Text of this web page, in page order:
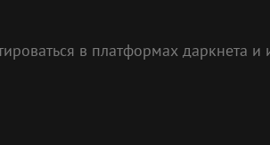
в платформах даркнета